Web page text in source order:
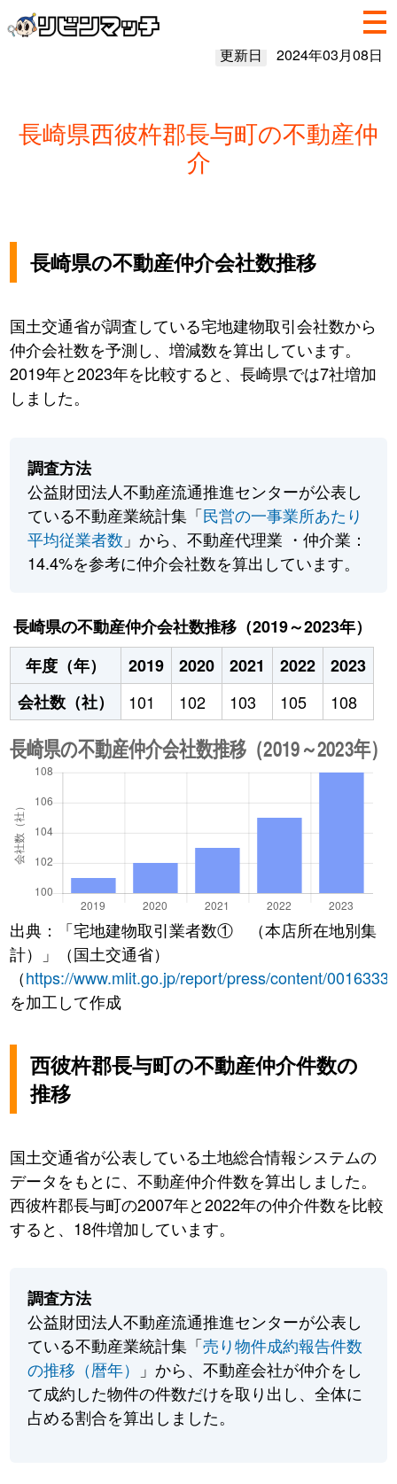
更新日 2024年03月08日
長崎県西彼杵郡長与町の不動産仲
介
長崎県の不動産仲介会社数推移
国土交通省が調査している宅地建物取引会社数から
仲介会社数を予測し、増減数を算出しています。
2019年と2023年を比較すると、長崎県では7社増加
しました。
調査方法
公益財団法人不動産流通推進センターが公表し
ている不動産業統計集「民営の一事業所あたり
平均従業者数 」から、不動産代理業 ・仲介業：
14.4%を参考に仲介会社数を算出しています。
長崎県の不動産仲介会社数推移（2019～2023年）
年度（年）
2019 2020 2021 2022
2023
会社数（社）
101 102 103 105 108
出典：「宅地建物取引業者数① （本店所在地別集
計）」（国土交通省）
（https://www.mlit.go.jp/report/press/content/
を加工して作成
西彼杵郡長与町の不動産仲介件数の
推移
国土交通省が公表している土地総合情報システムの
データをもとに、不動産仲介件数を算出しました。
西彼杵郡長与町の2007年と2022年の仲介件数を比較
すると、18件増加しています。
調査方法
公益財団法人不動産流通推進センターが公表し
ている不動産業統計集「売り物件成約報告件数
の推移（暦年）
」から、不動産会社が仲介をし
て成約した物件の件数だけを取り出し、全体に
占める割合を算出しました。